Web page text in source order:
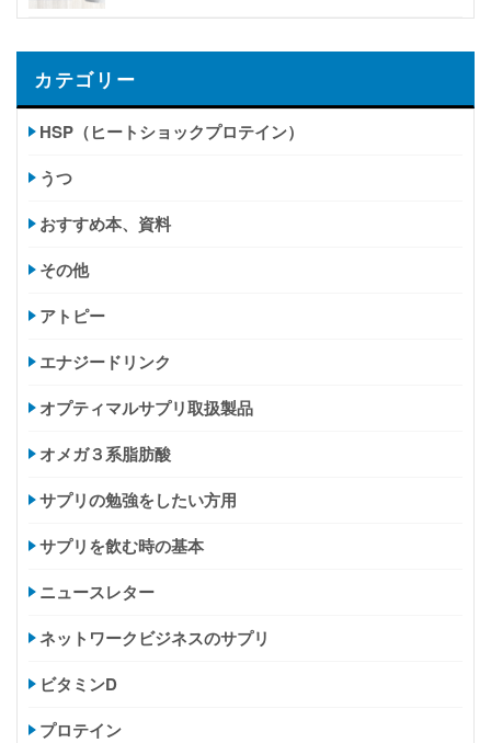
カテゴリー
HSP（ヒートショックプロテイン）
うつ
おすすめ本、資料
その他
アトピー
エナジードリンク
オプティマルサプリ取扱製品
オメガ３系脂肪酸
サプリの勉強をしたい方用
サプリを飲む時の基本
ニュースレター
ネットワークビジネスのサプリ
ビタミンD
プロテイン